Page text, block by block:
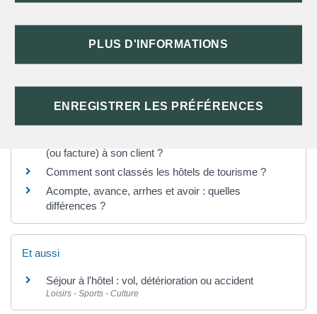
PLUS D'INFORMATIONS
ENREGISTRER LES PRÉFÉRENCES
TEXTES DE RÉFÉRENCE
Questions ? Réponses !
(ou facture) à son client ?
Comment sont classés les hôtels de tourisme ?
Acompte, avance, arrhes et avoir : quelles
différences ?
Et aussi
Séjour à l'hôtel : vol, détérioration ou accident
Loisirs - Sports - Culture